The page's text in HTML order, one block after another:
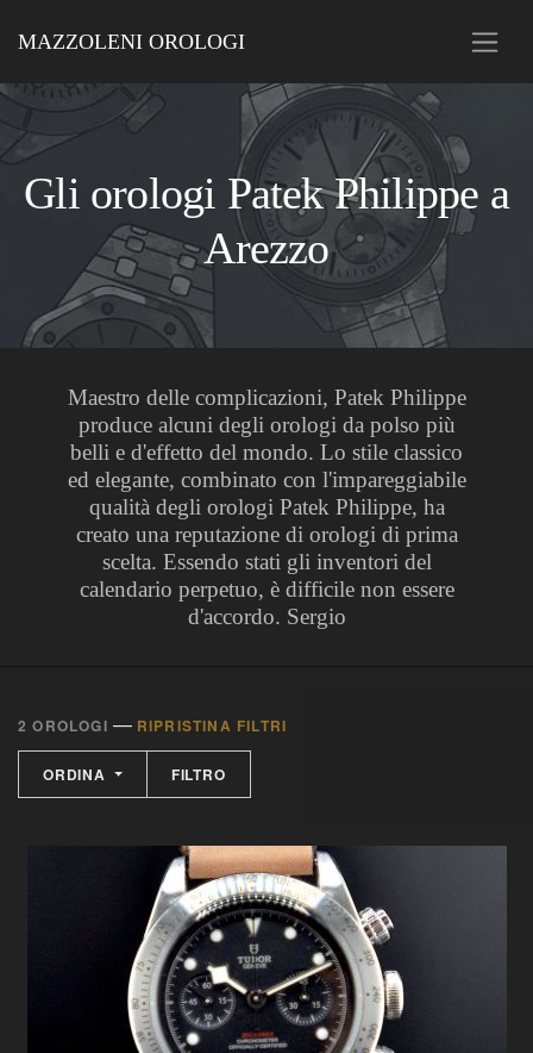
MAZZOLENI OROLOGI
Gli orologi Patek Philippe a
Arezzo
Maestro delle complicazioni, Patek Philippe
produce alcuni degli orologi da polso più
belli e d'effetto del mondo. Lo stile classico
ed elegante, combinato con l'impareggiabile
qualità degli orologi Patek Philippe, ha
creato una reputazione di orologi di prima
scelta. Essendo stati gli inventori del
calendario perpetuo, è difficile non essere
d'accordo. Sergio
2 OROLOGI — RIPRISTINA FILTRI
ORDINA FILTRO